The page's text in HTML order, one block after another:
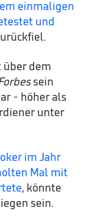
einmaligen
und
über dem
sein
- höher als
unter
im Jahr
Mal mit
, könnte
sein.